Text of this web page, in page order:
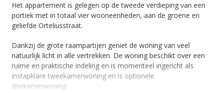
Het appartement is gelegen op de tweede verdieping van een
portiek met in totaal vier wooneenheden, aan de groene en
geliefde Orteliusstraat.
Dankzij de grote raampartijen geniet de woning van veel
natuurlijk licht in alle vertrekken. De woning beschikt over een
ruime en praktische indeling en is momenteel ingericht als
instapklare tweekamerwoning en is optionele
driekamerwoning.